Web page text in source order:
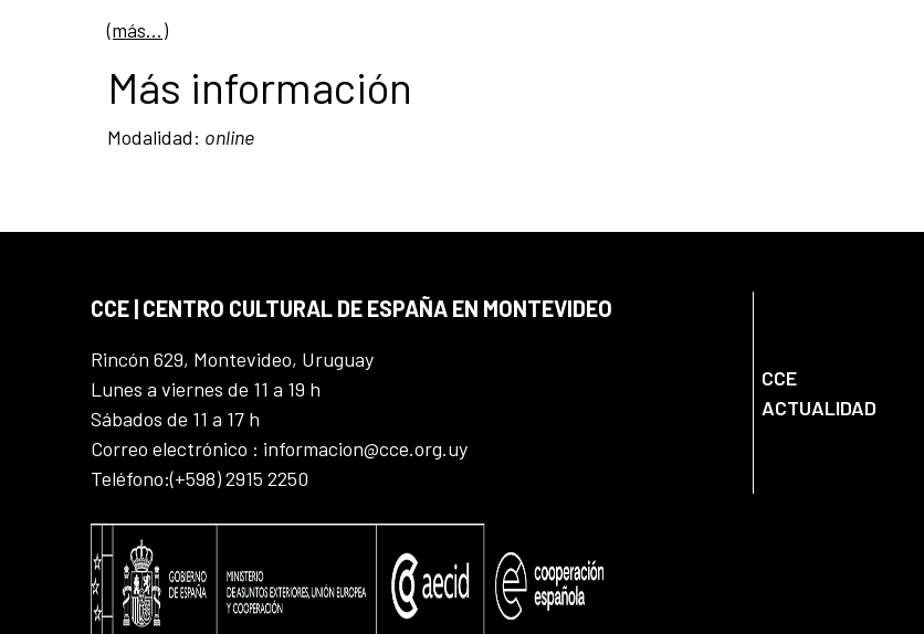
(más…)
Más información
Modalidad: online
CCE | CENTRO CULTURAL DE ESPAÑA EN MONTEVIDEO
Rincón 629, Montevideo, Uruguay
Lunes a viernes de 11 a 19 h
Sábados de 11 a 17 h
Correo electrónico : informacion@cce.org.uy
Teléfono:(+598) 2915 2250
CCE
ACTUALIDAD